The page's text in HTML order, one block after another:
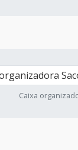
Caixa